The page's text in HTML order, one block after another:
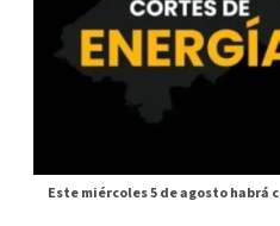
Este miércoles 5 de agosto habrá